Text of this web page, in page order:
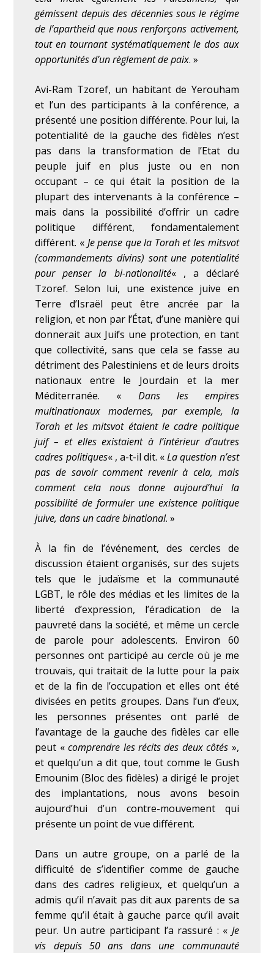
gémissent depuis des décennies sous le régime
de l’apartheid que nous renforçons activement,
tout en tournant systématiquement le dos aux
opportunités d’un règlement de paix. »
Avi-Ram Tzoref, un habitant de Yerouham
et l’un des participants à la conférence, a
présenté une position différente. Pour lui, la
potentialité de la gauche des fidèles n’est
pas dans la transformation de l’Etat du
peuple juif en plus juste ou en non
occupant – ce qui était la position de la
plupart des intervenants à la conférence –
mais dans la possibilité d’offrir un cadre
politique différent, fondamentalement
différent. « Je pense que la Torah et les mitsvot
(commandements divins) sont une potentialité
pour penser la bi-nationalité« , a déclaré
Tzoref. Selon lui, une existence juive en
Terre d’Israël peut être ancrée par la
religion, et non par l’État, d’une manière qui
donnerait aux Juifs une protection, en tant
que collectivité, sans que cela se fasse au
détriment des Palestiniens et de leurs droits
nationaux entre le Jourdain et la mer
Méditerranée. « Dans les empires
multinationaux modernes, par exemple, la
Torah et les mitsvot étaient le cadre politique
juif – et elles existaient à l’intérieur d’autres
cadres politiques« , a-t-il dit. «La question n’est
pas de savoir comment revenir à cela, mais
comment cela nous donne aujourd’hui la
possibilité de formuler une existence politique
juive, dans un cadre binational. »
À la fin de l’événement, des cercles de
discussion étaient organisés, sur des sujets
tels que le judaïsme et la communauté
LGBT, le rôle des médias et les limites de la
liberté d’expression, l’éradication de la
pauvreté dans la société, et même un cercle
de parole pour adolescents. Environ 60
personnes ont participé au cercle où je me
trouvais, qui traitait de la lutte pour la paix
et de la fin de l’occupation et elles ont été
divisées en petits groupes. Dans l’un d’eux,
les personnes présentes ont parlé de
l’avantage de la gauche des fidèles car elle
peut «comprendre les récits des deux côtés »,
et quelqu’un a dit que, tout comme le Gush
Emounim (Bloc des fidèles) a dirigé le projet
des implantations, nous avons besoin
aujourd’hui d’un contre-mouvement qui
présente un point de vue différent.
Dans un autre groupe, on a parlé de la
difficulté de s’identifier comme de gauche
dans des cadres religieux, et quelqu’un a
admis qu’il n’avait pas dit aux parents de sa
femme qu’il était à gauche parce qu’il avait
peur. Un autre participant l’a rassuré : « Je
vis depuis 50 ans dans une communauté